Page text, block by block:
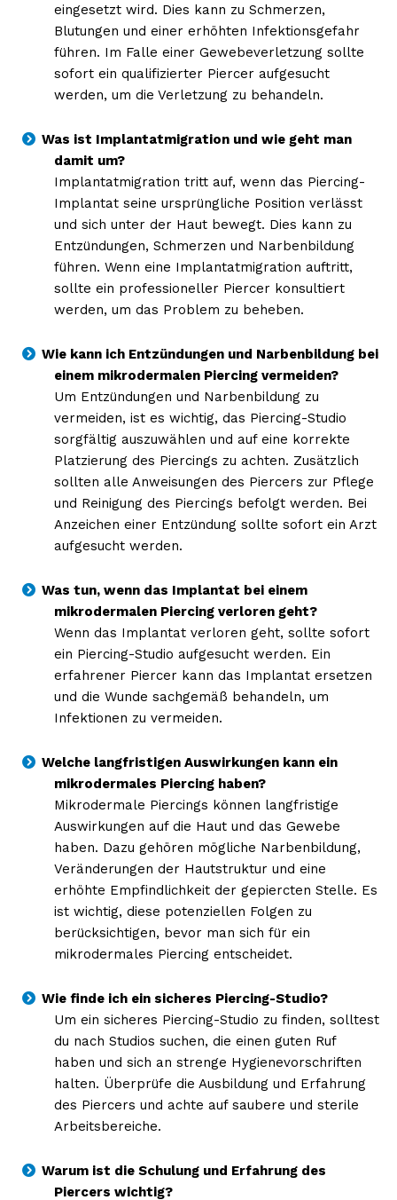
eingesetzt wird. Dies kann zu Schmerzen,
Blutungen und einer erhöhten Infektionsgefahr
führen. Im Falle einer Gewebeverletzung sollte
sofort ein qualifizierter Piercer aufgesucht
werden, um die Verletzung zu behandeln.
Was ist Implantatmigration und wie geht man
damit um?
Implantatmigration tritt auf, wenn das Piercing-
Implantat seine ursprüngliche Position verlässt
und sich unter der Haut bewegt. Dies kann zu
Entzündungen, Schmerzen und Narbenbildung
führen. Wenn eine Implantatmigration auftritt,
sollte ein professioneller Piercer konsultiert
werden, um das Problem zu beheben.
Wie kann ich Entzündungen und Narbenbildung bei
einem mikrodermalen Piercing vermeiden?
Um Entzündungen und Narbenbildung zu
vermeiden, ist es wichtig, das Piercing-Studio
sorgfältig auszuwählen und auf eine korrekte
Platzierung des Piercings zu achten. Zusätzlich
sollten alle Anweisungen des Piercers zur Pflege
und Reinigung des Piercings befolgt werden. Bei
Anzeichen einer Entzündung sollte sofort ein Arzt
aufgesucht werden.
Was tun, wenn das Implantat bei einem
mikrodermalen Piercing verloren geht?
Wenn das Implantat verloren geht, sollte sofort
ein Piercing-Studio aufgesucht werden. Ein
erfahrener Piercer kann das Implantat ersetzen
und die Wunde sachgemäß behandeln, um
Infektionen zu vermeiden.
Welche langfristigen Auswirkungen kann ein
mikrodermales Piercing haben?
Mikrodermale Piercings können langfristige
Auswirkungen auf die Haut und das Gewebe
haben. Dazu gehören mögliche Narbenbildung,
Veränderungen der Hautstruktur und eine
erhöhte Empfindlichkeit der gepiercten Stelle. Es
ist wichtig, diese potenziellen Folgen zu
berücksichtigen, bevor man sich für ein
mikrodermales Piercing entscheidet.
Wie finde ich ein sicheres Piercing-Studio?
Um ein sicheres Piercing-Studio zu finden, solltest
du nach Studios suchen, die einen guten Ruf
haben und sich an strenge Hygienevorschriften
halten. Überprüfe die Ausbildung und Erfahrung
des Piercers und achte auf saubere und sterile
Arbeitsbereiche.
Warum ist die Schulung und Erfahrung des
Piercers wichtig?